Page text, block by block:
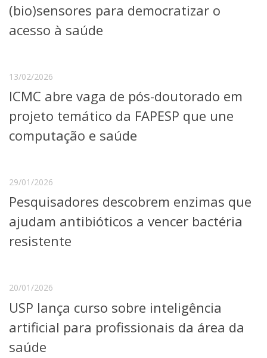
(bio)sensores para democratizar o
acesso à saúde
13/02/2026
ICMC abre vaga de pós-doutorado em
projeto temático da FAPESP que une
computação e saúde
29/01/2026
Pesquisadores descobrem enzimas que
ajudam antibióticos a vencer bactéria
resistente
20/01/2026
USP lança curso sobre inteligência
artificial para profissionais da área da
saúde